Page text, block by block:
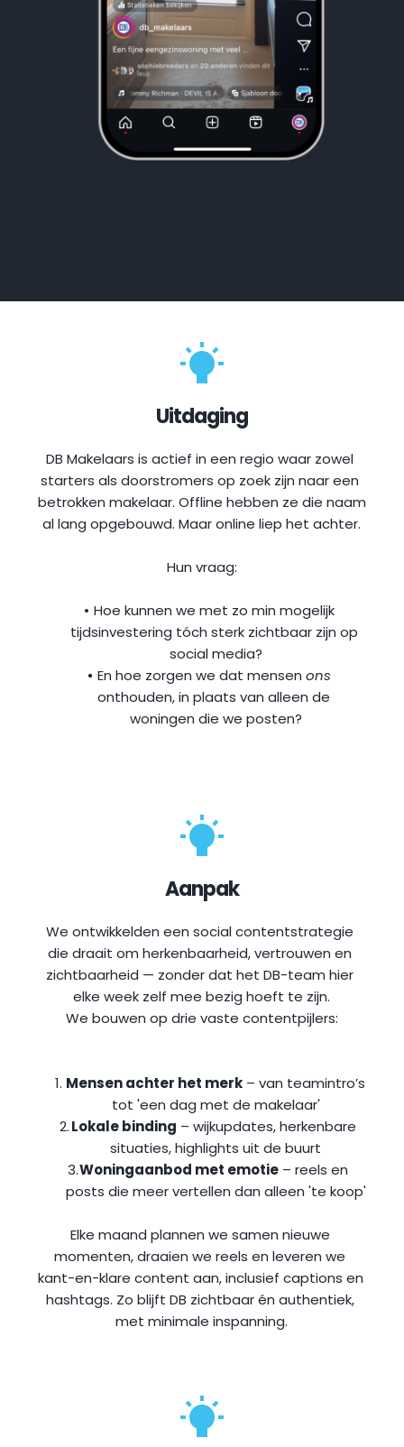
Uitdaging
DB Makelaars is actief in een regio waar zowel
starters als doorstromers op zoek zijn naar een
betrokken makelaar. Offline hebben ze die naam
al lang opgebouwd. Maar online liep het achter.
Hun vraag:
Hoe kunnen we met zo min mogelijk
tijdsinvestering tóch sterk zichtbaar zijn op
social media?
En hoe zorgen we dat mensen ons
onthouden, in plaats van alleen de
woningen die we posten?
Aanpak
We ontwikkelden een social contentstrategie
die draait om herkenbaarheid, vertrouwen en
zichtbaarheid — zonder dat het DB-team hier
elke week zelf mee bezig hoeft te zijn.
We bouwen op drie vaste contentpijlers:
Mensen achter het merk – van teamintro’s
tot 'een dag met de makelaar'
Lokale binding – wijkupdates, herkenbare
situaties, highlights uit de buurt
Woningaanbod met emotie – reels en
posts die meer vertellen dan alleen 'te koop'
Elke maand plannen we samen nieuwe
momenten, draaien we reels en leveren we
kant-en-klare content aan, inclusief captions en
hashtags. Zo blijft DB zichtbaar én authentiek,
met minimale inspanning.